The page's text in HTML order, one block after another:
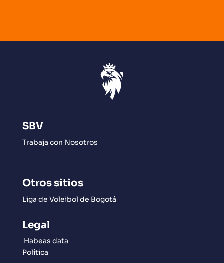
SBV
Trabaja con Nosotros
Otros sitios
Liga de Voleibol de Bogotá
Legal
Habeas data
Política